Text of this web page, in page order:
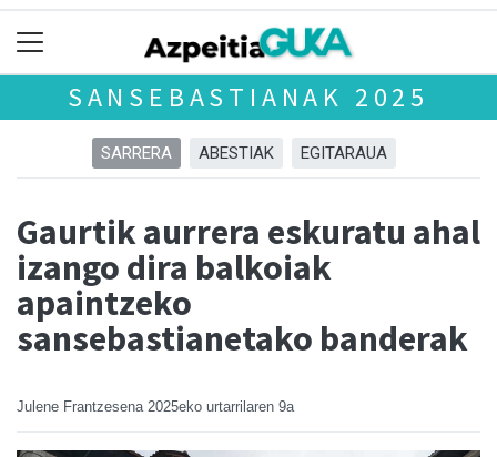
SANSEBASTIANAK 2025
SARRERA ABESTIAK EGITARAUA
Gaurtik aurrera eskuratu ahal
izango dira balkoiak
apaintzeko
sansebastianetako banderak
Julene Frantzesena 2025eko urtarrilaren 9a